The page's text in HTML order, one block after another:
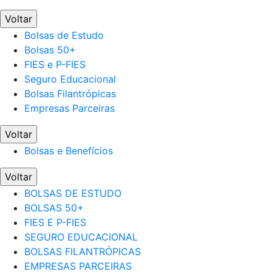
Voltar
Bolsas de Estudo
Bolsas 50+
FIES e P-FIES
Seguro Educacional
Bolsas Filantrópicas
Empresas Parceiras
Voltar
Bolsas e Benefícios
Voltar
BOLSAS DE ESTUDO
BOLSAS 50+
FIES E P-FIES
SEGURO EDUCACIONAL
BOLSAS FILANTRÓPICAS
EMPRESAS PARCEIRAS